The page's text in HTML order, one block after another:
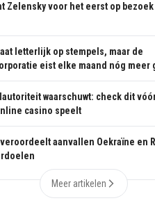
Zelensky voor het eerst op
letterlijk op stempels, maar de
eist elke maand nóg meer
waarschuwt: check dit
casino speelt
aanvallen Oekraïne en
Meer artikelen